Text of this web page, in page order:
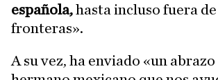
española,hasta incluso fuera
fronteras».
A su vez, ha enviado «un